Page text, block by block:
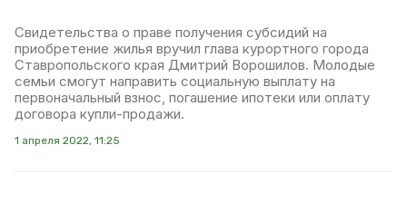
Свидетельства о праве получения субсидий на
приобретение жилья вручил глава курортного города
Ставропольского края Дмитрий Ворошилов. Молодые
семьи смогут направить социальную выплату на
первоначальный взнос, погашение ипотеки или оплату
договора купли-продажи.
1 апреля 2022, 11:25